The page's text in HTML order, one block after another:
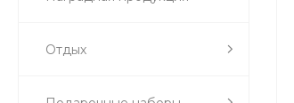
Отдых